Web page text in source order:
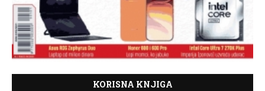
KORISNA KNJIGA